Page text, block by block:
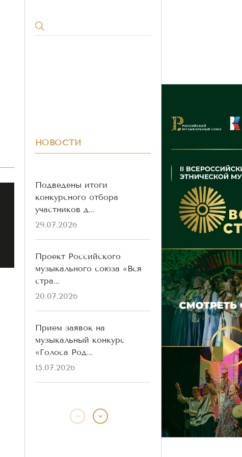
НОВОСТИ
Подведены итоги
конкурсного отбора
участников д...
29.07.2026
Проект Российского
музыкального союза «Вся
стра...
20.07.2026
Прием заявок на
музыкальный конкурс
«Голоса Род...
15.07.2026
«Голоса Родины» разных